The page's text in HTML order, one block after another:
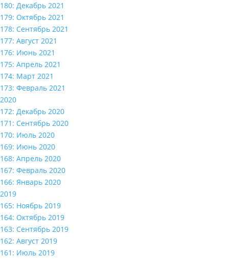
180: Декабрь 2021
179: Октябрь 2021
178: Сентябрь 2021
177: Август 2021
176: Июнь 2021
175: Апрель 2021
174: Март 2021
173: Февраль 2021
2020
172: Декабрь 2020
171: Сентябрь 2020
170: Июль 2020
169: Июнь 2020
168: Апрель 2020
167: Февраль 2020
166: Январь 2020
2019
165: Ноябрь 2019
164: Октябрь 2019
163: Сентябрь 2019
162: Август 2019
161: Июль 2019